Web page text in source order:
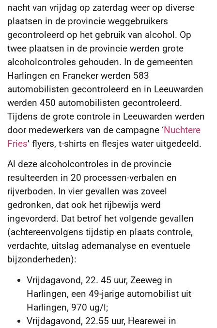
nacht van vrijdag op zaterdag weer op diverse
plaatsen in de provincie weggebruikers
gecontroleerd op het gebruik van alcohol. Op
twee plaatsen in de provincie werden grote
alcoholcontroles gehouden. In de gemeenten
Harlingen en Franeker werden 583
automobilisten gecontroleerd en in Leeuwarden
werden 450 automobilisten gecontroleerd.
Tijdens de grote controle in Leeuwarden werden
door medewerkers van de campagne ‘Nuchtere
Fries’ flyers, t-shirts en flesjes water uitgedeeld.
Al deze alcoholcontroles in de provincie
resulteerden in 20 processen-verbalen en
rijverboden. In vier gevallen was zoveel
gedronken, dat ook het rijbewijs werd
ingevorderd. Dat betrof het volgende gevallen
(achtereenvolgens tijdstip en plaats controle,
verdachte, uitslag ademanalyse en eventuele
bijzonderheden):
Vrijdagavond, 22. 45 uur, Zeeweg in
Harlingen, een 49-jarige automobilist uit
Harlingen, 970 ug/l;
Vrijdagavond, 22.55 uur, Hearewei in